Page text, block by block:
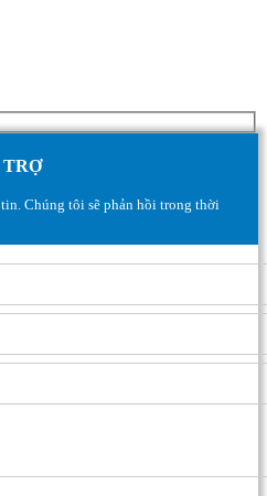
Chúng tôi sẽ phản hồi trong thời